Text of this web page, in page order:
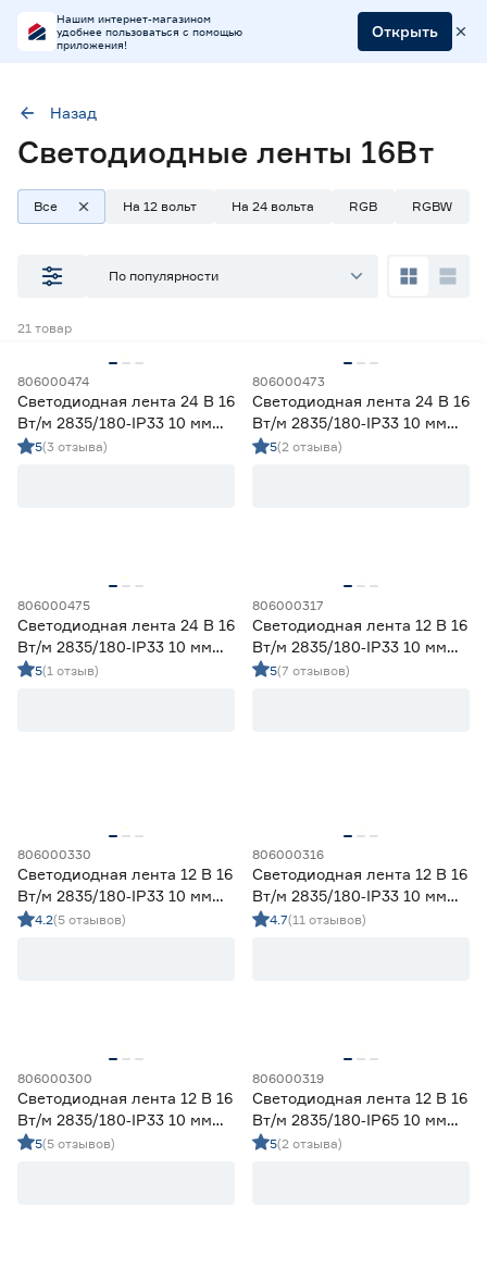
Нашим интернет-магазином
удобнее пользоваться с помощью
приложения!
Открыть
Мощность (Вт/м)16
Наличие в магазинах
ул. Селезнева, 4
ул. им. Данилы Волкореза, 2
Тип
Ленты диодные для бани и сауны
от до
Применение
2700-3000К - Теплый
3500-4100К - Нейтральный
7
5000-6500К - Холодный
2700 (теплый)
2700-3000 (теплый)
3000 (теплый)
0
3800-4200 (дневной)
7
4000 (нейтральный)
Ещё 4
Степень защиты (IP)
Назад
Светодиодные ленты 16Вт
Все На 12 вольт На 24 вольта RGB RGBW
По популярности
21 товар
806000474
Светодиодная лента 24 В 16
Вт/м 2835/180‑IP33 10 мм
дневной 5 м Geniled
5(3 отзыва)
806000473
Светодиодная лента 24 В 16
Вт/м 2835/180‑IP33 10 мм
теплый 5 м Geniled
5(2 отзыва)
806000475
Светодиодная лента 24 В 16
Вт/м 2835/180‑IP33 10 мм
холодный 5 м Geniled
5(1 отзыв)
806000317
Светодиодная лента 12 В 16
Вт/м 2835/180‑IP33 10 мм
дневной 5 м Geniled
5(7 отзывов)
806000330
Светодиодная лента 12 В 16
Вт/м 2835/180‑IP33 10 мм
холодный 2 м Geniled
4.2(5 отзывов)
806000316
Светодиодная лента 12 В 16
Вт/м 2835/180‑IP33 10 мм
дневной 2 м Geniled
4.7(11 отзывов)
806000300
Светодиодная лента 12 В 16
Вт/м 2835/180‑IP33 10 мм
теплый 2 м Geniled
5(5 отзывов)
806000319
Светодиодная лента 12 В 16
Вт/м 2835/180‑IP65 10 мм
дневной 5 м Geniled
5(2 отзыва)